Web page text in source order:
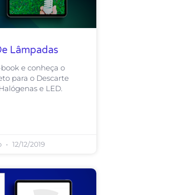
Lâmpadas
e conheça o
para o Descarte
e LED.
12/12/2019